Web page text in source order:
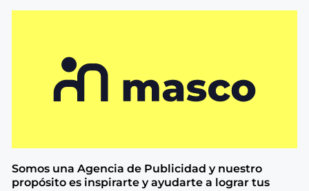
Somos una Agencia de Publicidad y nuestro
propósito es inspirarte y ayudarte a lograr tus